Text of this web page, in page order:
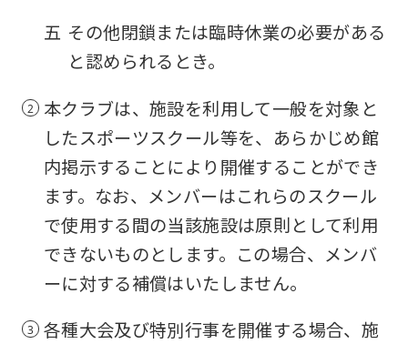
五 その他閉鎖または臨時休業の必要がある
と認められるとき。
本クラブは、施設を利用して一般を対象と
したスポーツスクール等を、あらかじめ館
内掲示することにより開催することができ
ます。なお、メンバーはこれらのスクール
で使用する間の当該施設は原則として利用
できないものとします。この場合、メンバ
ーに対する補償はいたしません。
各種大会及び特別行事を開催する場合、施